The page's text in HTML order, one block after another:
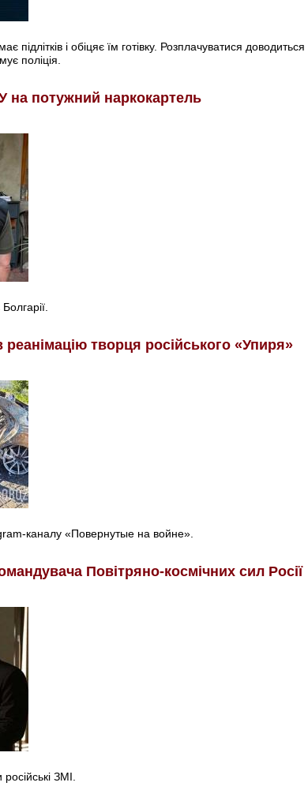
підлітків і обіцяє їм готівку. Розплачуватися доводиться
поліція.
на потужний наркокартель
реанімацію творця російського «Упиря»
каналу «Повернутые на войне».
Повітряно-космічних сил Росії
ЗМІ.